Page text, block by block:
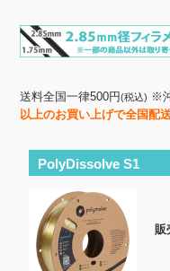
送料全国一律500円(税込) ※
以上のお買い上げで全国配
PolyDissolve S1
販